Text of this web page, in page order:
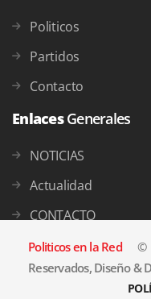
Politicos
Partidos
Contacto
EnlacesGenerales
NOTICIAS
Actualidad
CONTACTO
Politicos en la Red©
Reservados, Diseño &